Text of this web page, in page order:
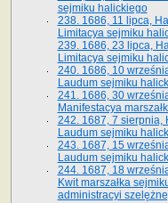
sejmiku halickiego
238. 1686, 11 lipca,
Limitacya sejmiku
239. 1686, 23 lipca,
Limitacya sejmiku
240. 1686, 10
Laudum sejmiku
241. 1686, 30
Manifestacya
242. 1687, 7 sierpnia,
Laudum sejmiku
243. 1687, 15
Laudum sejmiku
244. 1687, 18
Kwit marszałka
administracyi